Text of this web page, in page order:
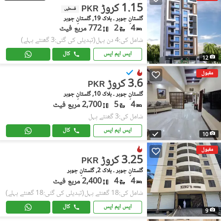
12
PKR 1.15 کروڑ قسطیں
گلستانِِ جوہر ۔ بلاک 19, گلستانِ جوہر
4
2 772 مربع فیٹ
شامل کی:4 دن پہل (تبدیلی کی گئی:3 گھنٹے پہلے)
ایس ایم ایس کال
مقبول
10
PKR 3.6 کروڑ
گلستانِِ جوہر ۔ بلاک 10, گلستانِ جوہر
4
5 2,700 مربع فیٹ
شامل کی:3 گھنٹے پہل
ایس ایم ایس کال
مقبول
9
PKR 3.25 کروڑ
گلستانِِ جوہر ۔ بلاک 2, گلستانِ جوہر
4
4 2,400 مربع فیٹ
شامل کی:18 گھنٹے پہل (تبدیلی کی گئی:18 گھنٹے پہلے)
ایس ایم ایس کال